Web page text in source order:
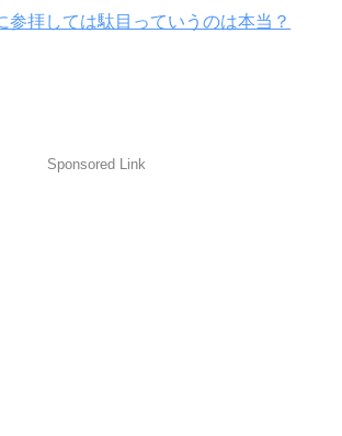
参拝しては駄目っていうのは本当？
Sponsored Link